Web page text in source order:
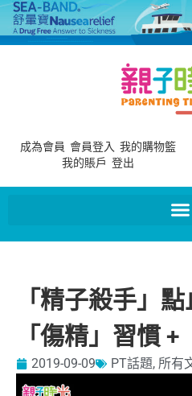
成為會員 會員登入 我的購物籃
我的賬戶 登出
「精子殺手」
「傷精」習慣
2019-09-09 PT話題, 所有